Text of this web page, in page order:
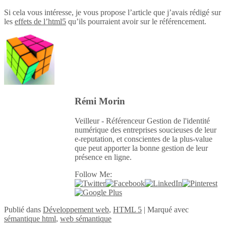
Si cela vous intéresse, je vous propose l’article que j’avais rédigé sur
les effets de l’html5 qu’ils pourraient avoir sur le référencement.
Rémi Morin
Veilleur - Référenceur Gestion de l'identité
numérique des entreprises soucieuses de leur
e-reputation, et conscientes de la plus-value
que peut apporter la bonne gestion de leur
présence en ligne.
Follow Me:
Publié dans Développement web, HTML 5 | Marqué avec
sémantique html, web sémantique